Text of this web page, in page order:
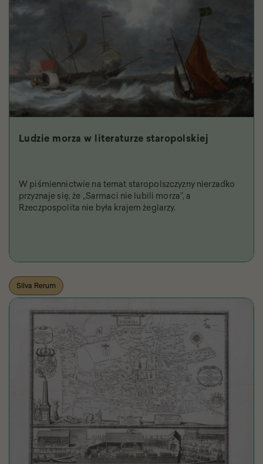
Ludzie morza w literaturze staropolskiej
W piśmiennictwie na temat staropolszczyzny nierzadko
przyznaje się, że „Sarmaci nie lubili morza”, a
Rzeczpospolita nie była krajem żeglarzy.
Silva Rerum